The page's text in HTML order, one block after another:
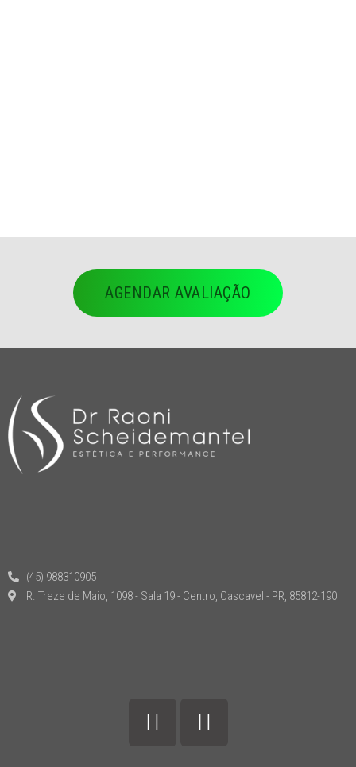
AGENDAR AVALIAÇÃO
(45) 988310905
R. Treze de Maio, 1098 - Sala 19 - Centro, Cascavel - PR, 85812-190